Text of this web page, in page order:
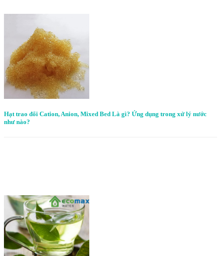
Hạt trao đổi Cation, Anion, Mixed Bed Là gì? Ứng dụng trong xử lý nước
như nào?